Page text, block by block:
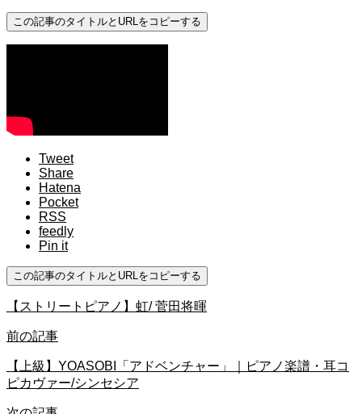
この記事のタイトルとURLをコピーする
Tweet
Share
Hatena
Pocket
RSS
feedly
Pin it
この記事のタイトルとURLをコピーする
【ストリートピアノ】虹/ 菅田将暉
前の記事
【上級】YOASOBI「アドベンチャー」｜ピアノ楽譜・耳コ
ピカヴァー/シンセシア